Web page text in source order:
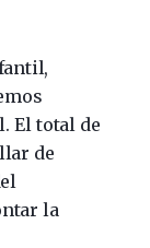
El total de
de
la